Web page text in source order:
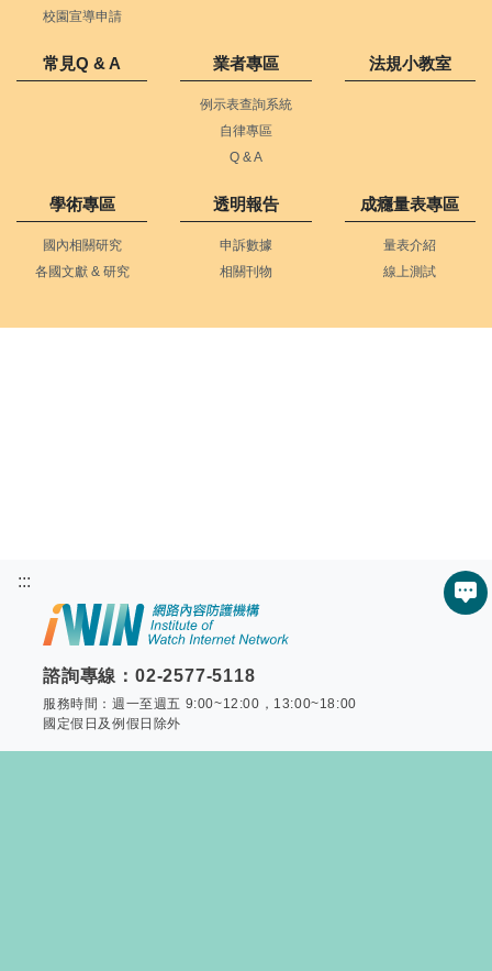
校園宣導申請
常見Q & A 業者專區
例示表查詢系統
自律專區
Q & A
法規小教室
學術專區
國內相關研究
各國文獻 & 研究
透明報告
申訴數據
相關刊物
成癮量表專區
量表介紹
線上測試
:::
諮詢專線：02-2577-5118
服務時間：週一至週五 9:00~12:00，13:00~18:00
國定假日及例假日除外
服